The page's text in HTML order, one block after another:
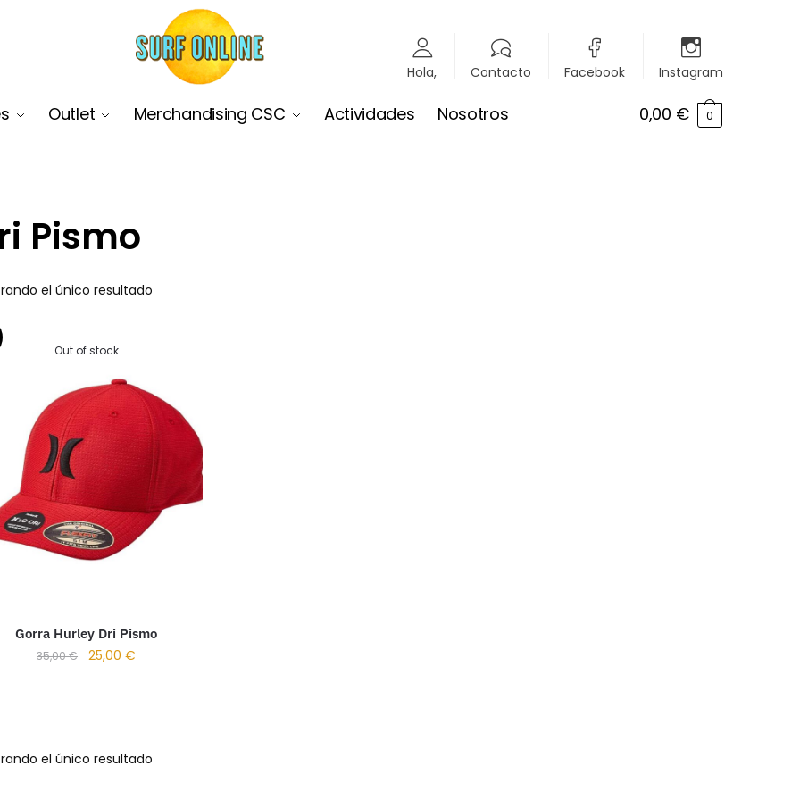
Hola, Contacto Facebook Instagram
Outlet Merchandising CSC Actividades Nosotros 0,00 € 0
Pismo
el único resultado
Out of stock
Gorra Hurley Dri Pismo
35,00€ 25,00€
el único resultado